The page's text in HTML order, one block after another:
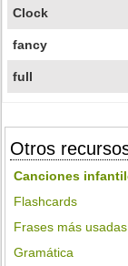
Clock
fancy
full
Otros
Canciones
Flashcards
Frases más
Gramática